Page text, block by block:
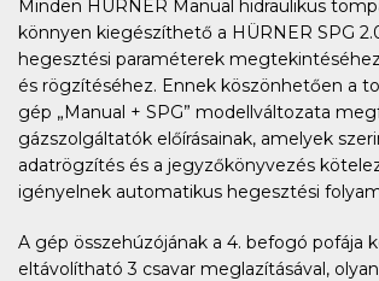
Minden HÜRNER Manual hidraulikus
könnyen kiegészíthető a HÜRNER SPG
hegesztési paraméterek
és rögzítéséhez. Ennek köszönhetően a
gép „Manual + SPG” modellváltozata
gázszolgáltatók előírásainak, amelyek
adatrögzítés és a jegyzőkönyvezés
igényelnek automatikus hegesztési
A gép összehúzójának a 4. befogó pofája
eltávolítható 3 csavar meglazításával,